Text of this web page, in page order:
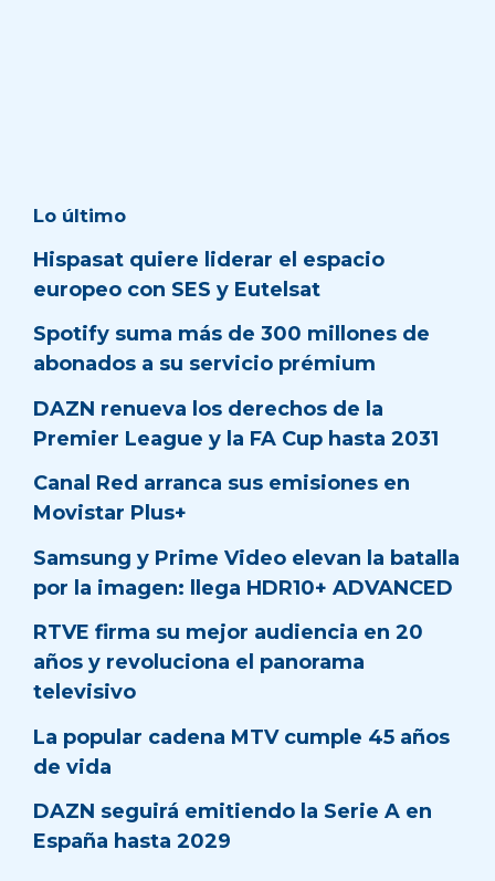
Lo último
Hispasat quiere liderar el espacio
europeo con SES y Eutelsat
Spotify suma más de 300 millones de
abonados a su servicio prémium
DAZN renueva los derechos de la
Premier League y la FA Cup hasta 2031
Canal Red arranca sus emisiones en
Movistar Plus+
Samsung y Prime Video elevan la batalla
por la imagen: llega HDR10+ ADVANCED
RTVE firma su mejor audiencia en 20
años y revoluciona el panorama
televisivo
La popular cadena MTV cumple 45 años
de vida
DAZN seguirá emitiendo la Serie A en
España hasta 2029